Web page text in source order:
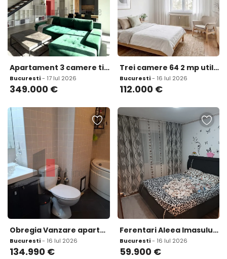
Apartament 3 camere tip Duplex zona Calea Calarasilor/P
Bucuresti- 17 Iul 2026
349.000 €
Trei camere 64 2 mp utili 2 bai bloc 1985 etaj 7/8
Bucuresti- 16 Iul 2026
112.000 €
Obregia Vanzare apartament 3 camere
Bucuresti- 16 Iul 2026
134.990 €
Ferentari Aleea Imasului nr 9
Bucuresti- 16 Iul 2026
59.900 €